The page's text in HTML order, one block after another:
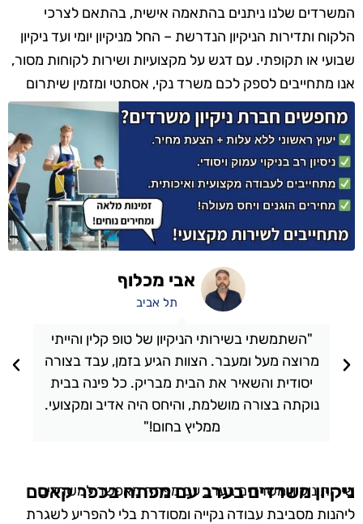
המשרדים שלנו ניתנים בהתאמה אישית, בהתאם לצרכי
הלקוח ותדירות הניקיון הנדרשת – החל מניקיון יומי ועד ניקיון
שבועי או תקופתי. עם דגש על מקצועיות ושירות לקוחות מסור,
אנו מתחייבים לספק לכם משרד נקי, אסתטי ומזמין שיתרום
לתחושת הרווחה והנוחות של כל עובד ומבקר.
"השתמשתי בשירותי הניקיון של טופ קלין והייתי
מרוצה מעל ומעבר. הצוות הגיע בזמן, עבד בצורה
יסודית והשאיר את הבית מבריק. כל פינה בבית
נוקתה בצורה מושלמת, והיחס היה אדיב ומקצועי.
ממליץ בחום!"
אבי מכלוף
תל אביב
ניקיון משרדים בערב עם מפתח בכפר קאסם
שירות ניקיון משרדים בערב עם מפתח מאפשר למשרדים
ליהנות מסביבת עבודה נקייה ומסודרת בלי להפריע לשגרת